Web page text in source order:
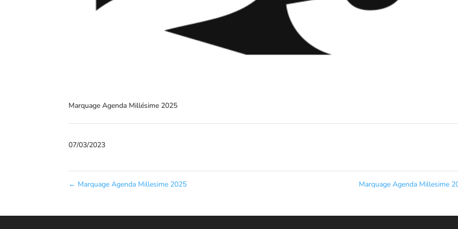
Marquage Agenda Millésime 2025
07/03/2023
← Marquage Agenda Millesime 2025 Marquage Agenda Millesime